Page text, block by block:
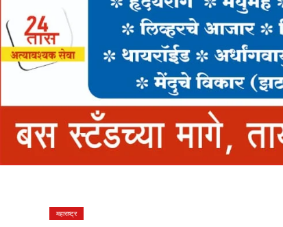
महाराष्ट्र